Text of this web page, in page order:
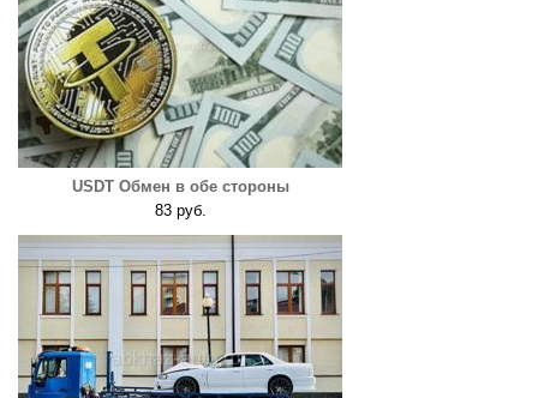
USDT Обмен в обе стороны
83 руб.